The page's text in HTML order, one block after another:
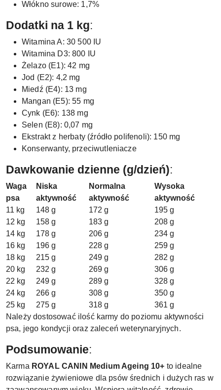
Włókno surowe: 1,7%
Dodatki na 1 kg:
Witamina A: 30 500 IU
Witamina D3: 800 IU
Żelazo (E1): 42 mg
Jod (E2): 4,2 mg
Miedź (E4): 13 mg
Mangan (E5): 55 mg
Cynk (E6): 138 mg
Selen (E8): 0,07 mg
Ekstrakt z herbaty (źródło polifenoli): 150 mg
Konserwanty, przeciwutleniacze
Dawkowanie dzienne (g/dzień):
Waga
psa
Niska
aktywność
Normalna
aktywność
Wysoka
aktywność
11 kg
148 g 172 g
195 g
12 kg
158 g 183 g
208 g
14 kg
178 g 206 g
234 g
16 kg
196 g 228 g
259 g
18 kg
215 g 249 g
282 g
20 kg
232 g 269 g
306 g
22 kg
249 g 289 g
328 g
24 kg
266 g 308 g
350 g
25 kg
275 g 318 g
361 g
Należy dostosować ilość karmy do poziomu aktywności
psa, jego kondycji oraz zaleceń weterynaryjnych.
Podsumowanie:
Karma ROYAL CANIN Medium Ageing 10+ to idealne
rozwiązanie żywieniowe dla psów średnich i dużych ras w